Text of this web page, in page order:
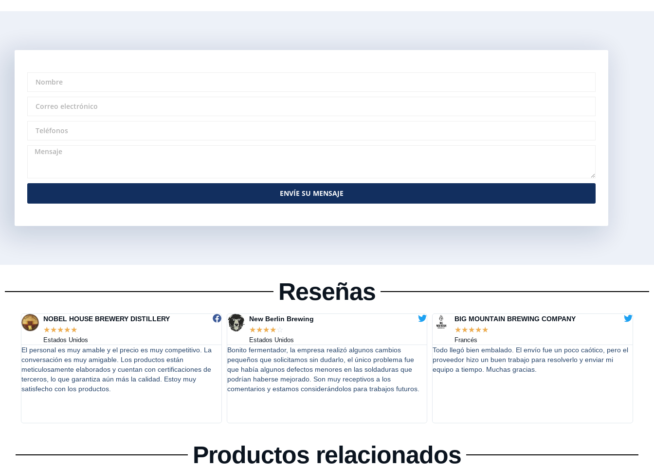
ENVÍE SU MENSAJE
Reseñas
NOBEL HOUSE BREWERY DISTILLERY
☆☆☆☆☆
Estados Unidos
El personal es muy amable y el precio es muy competitivo. La
conversación es muy amigable. Los productos están
meticulosamente elaborados y cuentan con certificaciones de
terceros, lo que garantiza aún más la calidad. Estoy muy
satisfecho con los productos.
New Berlin Brewing
☆☆☆☆☆
Estados Unidos
Bonito fermentador, la empresa realizó algunos cambios
pequeños que solicitamos sin dudarlo, el único problema fue
que había algunos defectos menores en las soldaduras que
podrían haberse mejorado. Son muy receptivos a los
comentarios y estamos considerándolos para trabajos futuros.
BIG MOUNTAIN BREWING COMPANY
☆☆☆☆☆
Francés
Todo llegó bien embalado. El envío fue un poco caótico, pero el
proveedor hizo un buen trabajo para resolverlo y enviar mi
equipo a tiempo. Muchas gracias.
Productos relacionados